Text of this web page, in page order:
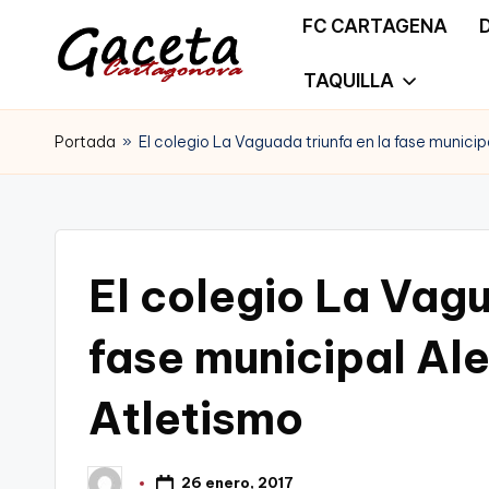
Saltar
al
G
a
e
Gaceta
Cartagonova,
FC CARTAGENA
TAQUILLA
Portada » El colegio La Vaguada triunfa en la fase
El colegio La
fase municipal
Atletismo
26 enero, 2017